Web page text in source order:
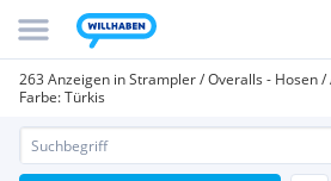
263 Anzeigen in Strampler / Overalls - Hosen /
Farbe: Türkis